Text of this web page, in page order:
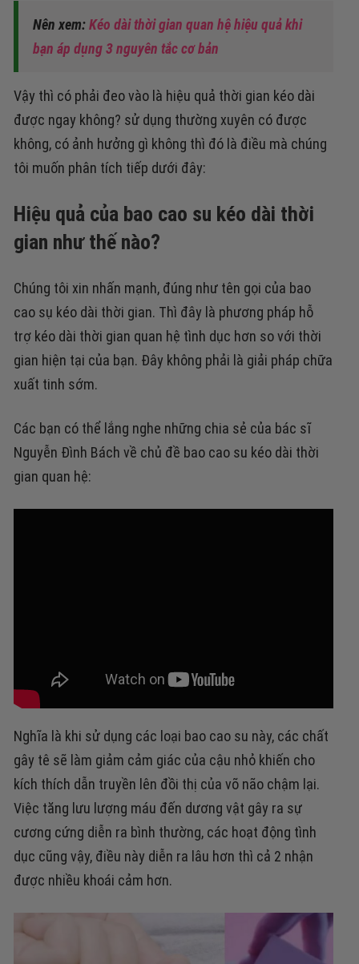
Nên xem:Kéo dài thời gian quan hệ hiệu quả khi
bạn áp dụng 3 nguyên tắc cơ bản
Vậy thì có phải đeo vào là hiệu quả thời gian kéo dài
được ngay không? sử dụng thường xuyên có được
không, có ảnh hưởng gì không thì đó là điều mà chúng
tôi muốn phân tích tiếp dưới đây:
Hiệu quả của bao cao su kéo dài thời
gian như thế nào?
Chúng tôi xin nhấn mạnh, đúng như tên gọi của bao
cao sụ kéo dài thời gian. Thì đây là phương pháp hỗ
trợ kéo dài thời gian quan hệ tình dục hơn so với thời
gian hiện tại của bạn. Đây không phải là giải pháp chữa
xuất tinh sớm.
Các bạn có thể lắng nghe những chia sẻ của bác sĩ
Nguyễn Đình Bách về chủ đề bao cao su kéo dài thời
gian quan hệ:
Nghĩa là khi sử dụng các loại bao cao su này, các chất
gây tê sẽ làm giảm cảm giác của cậu nhỏ khiến cho
kích thích dẫn truyền lên đồi thị của võ não chậm lại.
Việc tăng lưu lượng máu đến dương vật gây ra sự
cương cứng diễn ra bình thường, các hoạt động tình
dục cũng vậy, điều này diễn ra lâu hơn thì cả 2 nhận
được nhiều khoái cảm hơn.